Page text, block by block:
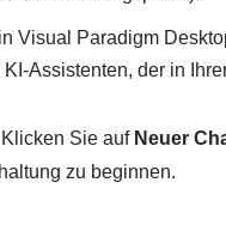
Visual Paradigm
Assistenten, der in
Klicken Sie auf Neuer
zu beginnen.